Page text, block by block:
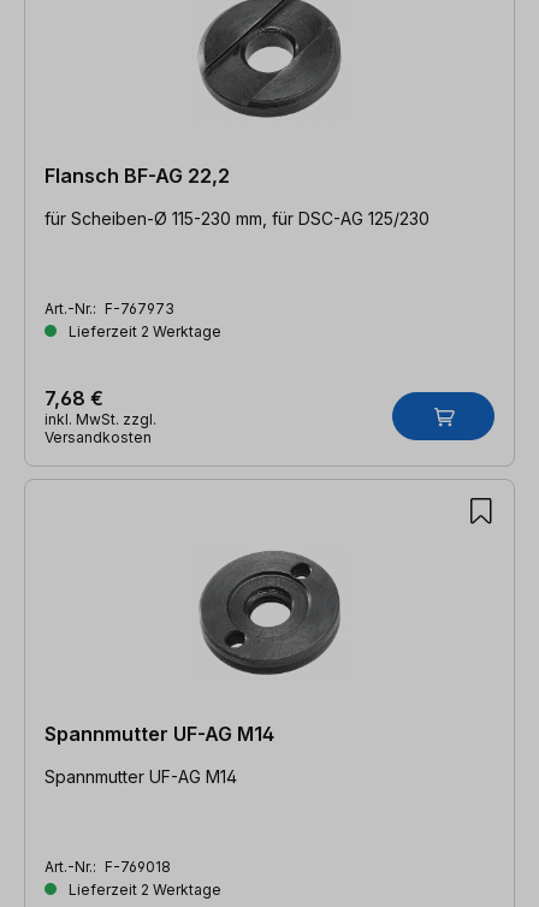
Flansch BF-AG 22,2
für Scheiben-Ø 115-230 mm, für DSC-AG 125/230
Art.-Nr.: F-767973
Lieferzeit 2 Werktage
7,68 €
inkl. MwSt. zzgl.
Versandkosten
Spannmutter UF-AG M14
Spannmutter UF-AG M14
Art.-Nr.: F-769018
Lieferzeit 2 Werktage